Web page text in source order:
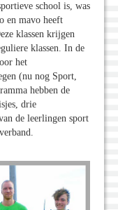
school is, was
en mavo heeft
klassen krijgen
klassen. In de
het
(nu nog Sport,
hebben de
drie
de leerlingen sport